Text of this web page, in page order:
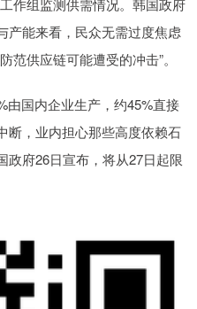
作组监测供需情况。韩国政府
产能来看，民众无需过度焦虑
范供应链可能遭受的冲击”。
由国内企业生产，约45%直接
断，业内担心那些高度依赖石
政府26日宣布，将从27日起限